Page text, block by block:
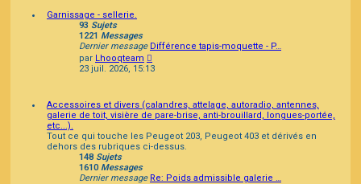
Garnissage - sellerie.
93 Sujets
1221 Messages
Dernier message Différence tapis-moquette - P…
par Lhooqteam
le
23 juil. 2026, 15:13
Accessoires et divers (calandres, attelage, autoradio, antennes,
galerie de toit, visière de pare-brise, anti-brouillard, longues-portée,
etc...).
Tout ce qui touche les Peugeot 203, Peugeot 403 et dérivés en
dehors des rubriques ci-dessus.
148 Sujets
1610Messages
Dernier message Re: Poids admissible galerie …